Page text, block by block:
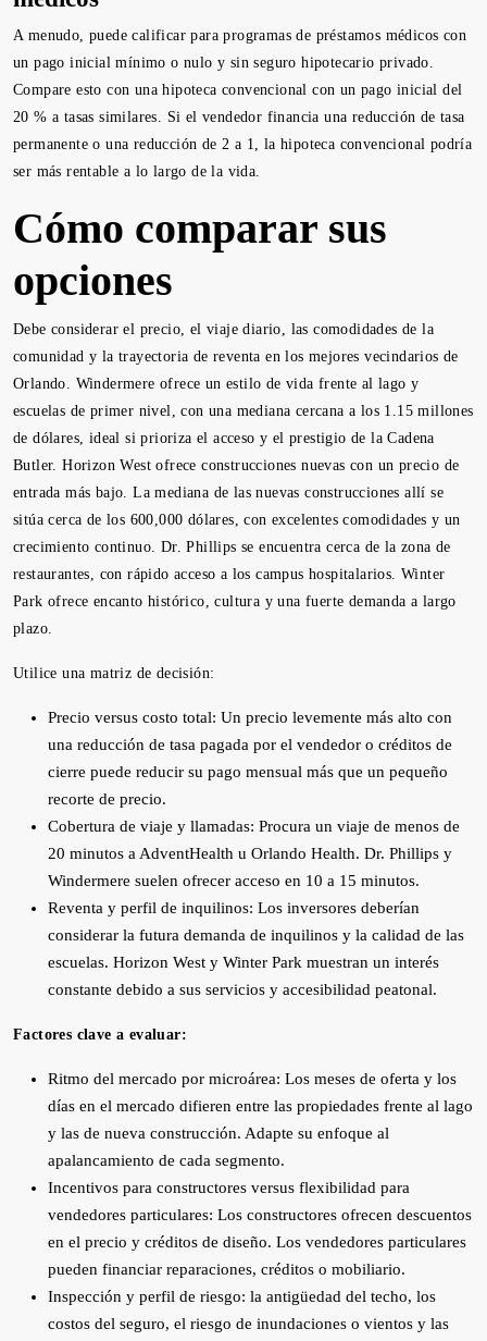
A menudo, puede calificar para programas de préstamos médicos con
un pago inicial mínimo o nulo y sin seguro hipotecario privado.
Compare esto con una hipoteca convencional con un pago inicial del
20 % a tasas similares. Si el vendedor financia una reducción de tasa
permanente o una reducción de 2 a 1, la hipoteca convencional podría
ser más rentable a lo largo de la vida.
Cómo comparar sus
opciones
Debe considerar el precio, el viaje diario, las comodidades de la
comunidad y la trayectoria de reventa en los mejores vecindarios de
Orlando. Windermere ofrece un estilo de vida frente al lago y
escuelas de primer nivel, con una mediana cercana a los 1.15 millones
de dólares, ideal si prioriza el acceso y el prestigio de la Cadena
Butler. Horizon West ofrece construcciones nuevas con un precio de
entrada más bajo. La mediana de las nuevas construcciones allí se
sitúa cerca de los 600,000 dólares, con excelentes comodidades y un
crecimiento continuo. Dr. Phillips se encuentra cerca de la zona de
restaurantes, con rápido acceso a los campus hospitalarios. Winter
Park ofrece encanto histórico, cultura y una fuerte demanda a largo
plazo.
Utilice una matriz de decisión:
Precio versus costo total: Un precio levemente más alto con
una reducción de tasa pagada por el vendedor o créditos de
cierre puede reducir su pago mensual más que un pequeño
recorte de precio.
Cobertura de viaje y llamadas: Procura un viaje de menos de
20 minutos a AdventHealth u Orlando Health. Dr. Phillips y
Windermere suelen ofrecer acceso en 10 a 15 minutos.
Reventa y perfil de inquilinos: Los inversores deberían
considerar la futura demanda de inquilinos y la calidad de las
escuelas. Horizon West y Winter Park muestran un interés
constante debido a sus servicios y accesibilidad peatonal.
Factores clave a evaluar:
Ritmo del mercado por microárea: Los meses de oferta y los
días en el mercado difieren entre las propiedades frente al lago
y las de nueva construcción. Adapte su enfoque al
apalancamiento de cada segmento.
Incentivos para constructores versus flexibilidad para
vendedores particulares: Los constructores ofrecen descuentos
en el precio y créditos de diseño. Los vendedores particulares
pueden financiar reparaciones, créditos o mobiliario.
Inspección y perfil de riesgo: la antigüedad del techo, los
costos del seguro, el riesgo de inundaciones o vientos y las